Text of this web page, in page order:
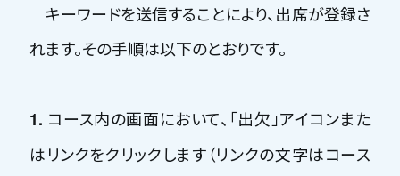
キーワードを送信することにより、出席が登録さ
れます。その手順は以下のとおりです。
1. コース内の画面において、「出欠」アイコンまた
はリンクをクリックします（リンクの文字はコース